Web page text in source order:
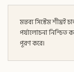
মন্তব্য সিস্টেম
পর্যালোচনা নিশ্চিত
পূরণ করে।